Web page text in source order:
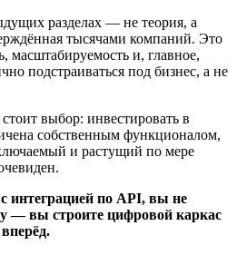
разделах — не теория, а
тысячами компаний. Это
масштабируемость и, главное,
подстраиваться под бизнес, а не
выбор: инвестировать в
собственным функционалом,
и растущий по мере
интеграцией по API, вы не
— вы строите цифровой каркас